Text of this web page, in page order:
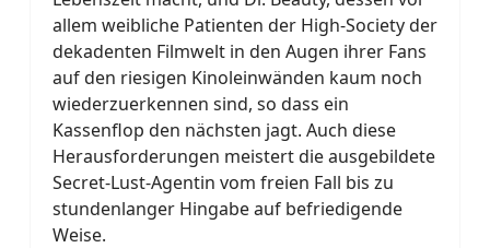
allem weibliche Patienten der High-Society der
dekadenten Filmwelt in den Augen ihrer Fans
auf den riesigen Kinoleinwänden kaum noch
wiederzuerkennen sind, so dass ein
Kassenflop den nächsten jagt. Auch diese
Herausforderungen meistert die ausgebildete
Secret-Lust-Agentin vom freien Fall bis zu
stundenlanger Hingabe auf befriedigende
Weise.